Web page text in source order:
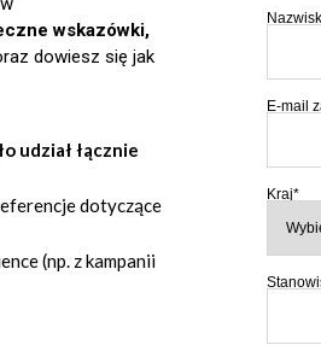
wskazówki,
dowiesz się jak
udział łącznie
dotyczące
(np. z kampanii
E-mail
Kraj*